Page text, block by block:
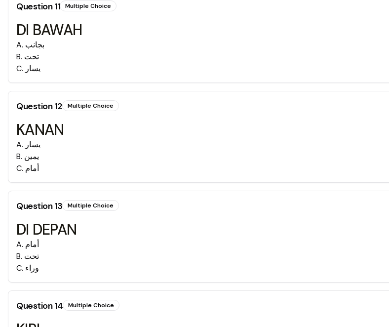
Question11 Multiple Choice
DI BAWAH
A. بجانب
B. تحت
C. يسار
Question12 Multiple Choice
KANAN
A. يسار
B. يمين
C. أمام
Question13 Multiple Choice
DI DEPAN
A. أمام
B. تحت
C. وراء
Question14 Multiple Choice